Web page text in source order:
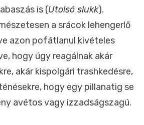
is (Utolsó slukk).
a srácok lehengerlő
azon pofátlanul kivételes
hogy úgy reagálnak akár
akár kispolgári trashkedésre,
hogy egy pillanatig se
avétos vagy izzadságszagú.